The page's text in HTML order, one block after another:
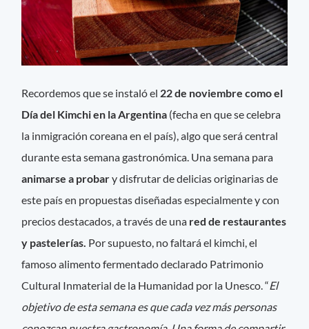
Recordemos que se instaló el 22 de noviembre como el
Día del Kimchi en la Argentina (fecha en que se celebra
la inmigración coreana en el país), algo que será central
durante esta semana gastronómica. Una semana para
animarse a probary disfrutar de delicias originarias de
este país en propuestas diseñadas especialmente y con
precios destacados, a través de una red de restaurantes
y pastelerías. Por supuesto, no faltará el kimchi, el
famoso alimento fermentado declarado Patrimonio
Cultural Inmaterial de la Humanidad por la Unesco. “El
objetivo de esta semana es que cada vez más personas